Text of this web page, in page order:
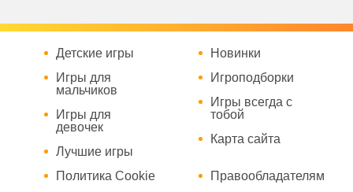
Детские игры
Игры для
мальчиков
Игры для
девочек
Лучшие игры
Новинки
Игроподборки
Игры всегда с
тобой
Карта сайта
Политика Cookie
Правообладателям